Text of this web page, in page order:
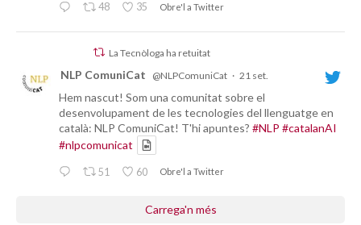
48 35 Obre'l a Twitter
La Tecnòloga ha retuitat
NLP ComuniCat @NLPComuniCat · 21 set.
Hem nascut! Som una comunitat sobre el
desenvolupament de les tecnologies del llenguatge en
català: NLP ComuniCat! T'hi apuntes? #NLP #catalanAI
#nlpcomunicat
51 60 Obre'l a Twitter
Carrega'n més